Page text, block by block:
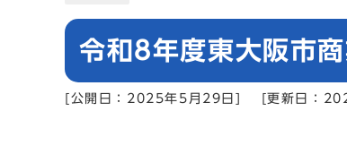
令和8年度東大阪市
[公開日：2025年5月29日] [更新日：